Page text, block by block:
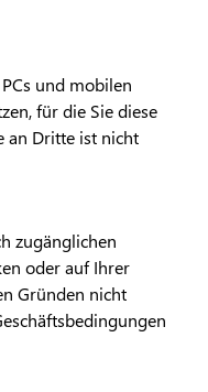
und mobilen
für die Sie diese
an Dritte ist nicht
zugänglichen
oder auf Ihrer
Gründen nicht